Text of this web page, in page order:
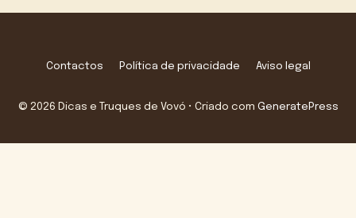
Contactos Política de privacidade Aviso legal
© 2026 Dicas e Truques de Vovó • Criado com GeneratePress